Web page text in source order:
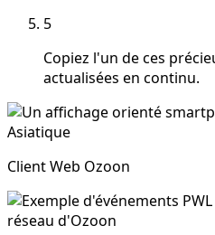
5
Copiez l'un de ces
actualisées en continu.
Client Web Ozoon